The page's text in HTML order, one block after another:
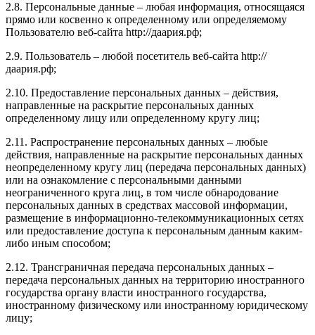
2.8. Персональные данные – любая информация, относящаяся
прямо или косвенно к определенному или определяемому
Пользователю веб-сайта http://даария.рф;
2.9. Пользователь – любой посетитель веб-сайта http://
даария.рф;
2.10. Предоставление персональных данных – действия,
направленные на раскрытие персональных данных
определенному лицу или определенному кругу лиц;
2.11. Распространение персональных данных – любые
действия, направленные на раскрытие персональных данных
неопределенному кругу лиц (передача персональных данных)
или на ознакомление с персональными данными
неограниченного круга лиц, в том числе обнародование
персональных данных в средствах массовой информации,
размещение в информационно-телекоммуникационных сетях
или предоставление доступа к персональным данным каким-
либо иным способом;
2.12. Трансграничная передача персональных данных –
передача персональных данных на территорию иностранного
государства органу власти иностранного государства,
иностранному физическому или иностранному юридическому
лицу;